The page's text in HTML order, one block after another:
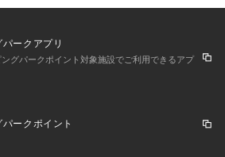
ークアプリ
グパークポイント対象施設でご利用できるアプ
ークポイント